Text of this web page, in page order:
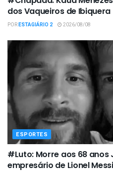
dos Vaqueiros de Ibiquera
PORESTAGIÁRIO 2 2026/08/08
ESPORTES
#Luto: Morre aos 68 anos
empresário de Lionel Messi